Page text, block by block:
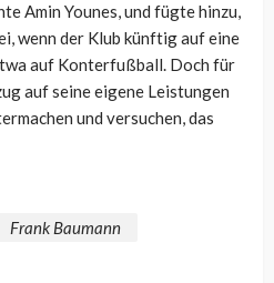
Amin Younes, und fügte hinzu,
wenn der Klub künftig auf eine
auf Konterfußball. Doch für
auf seine eigene Leistungen
und versuchen, das
Frank Baumann